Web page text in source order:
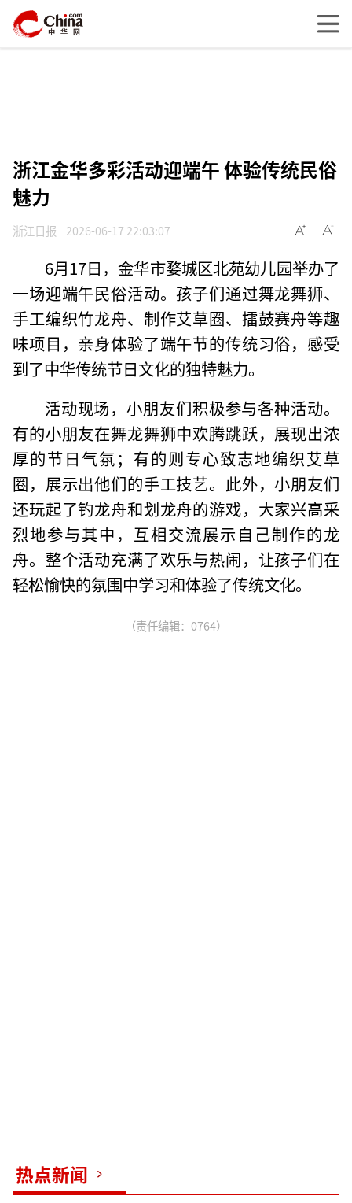
浙江金华多彩活动迎端午 体验传统民俗
魅力
浙江日报 2026-06-17 22:03:07
6月17日，金华市婺城区北苑幼儿园举办了
一场迎端午民俗活动。孩子们通过舞龙舞狮、
手工编织竹龙舟、制作艾草圈、擂鼓赛舟等趣
味项目，亲身体验了端午节的传统习俗，感受
到了中华传统节日文化的独特魅力。
活动现场，小朋友们积极参与各种活动。
有的小朋友在舞龙舞狮中欢腾跳跃，展现出浓
厚的节日气氛；有的则专心致志地编织艾草
圈，展示出他们的手工技艺。此外，小朋友们
还玩起了钓龙舟和划龙舟的游戏，大家兴高采
烈地参与其中，互相交流展示自己制作的龙
舟。整个活动充满了欢乐与热闹，让孩子们在
轻松愉快的氛围中学习和体验了传统文化。
（责任编辑：0764）
热点新闻